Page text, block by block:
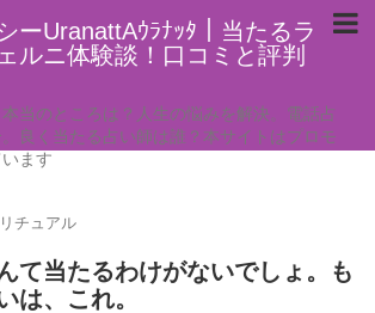
ーUranattAｳﾗﾅｯﾀ｜当たるラ
ルニ体験談！口コミと評判
当のところは？人生の悩みを解決。電話占
良く当たる占い師は誰？本サイトはプロモ
ます
チュアル
て当たるわけがないでしょ。も
は、これ。